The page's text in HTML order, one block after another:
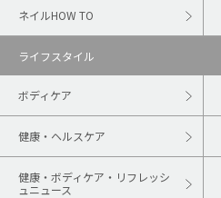
ネイルHOW TO
ライフスタイル
ボディケア
健康・ヘルスケア
健康・ボディケア・リフレッシ
ュニュース